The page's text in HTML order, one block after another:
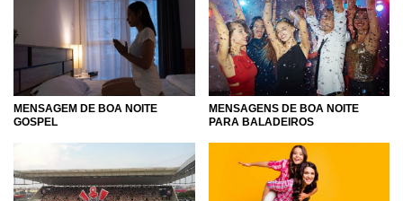
MENSAGEM DE BOA NOITE
GOSPEL
MENSAGENS DE BOA NOITE
PARA BALADEIROS